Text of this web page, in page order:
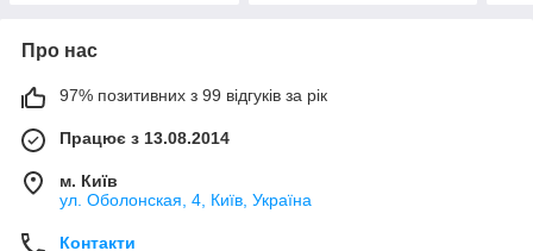
Про нас
97% позитивних з 99 відгуків за рік
Працює з 13.08.2014
м. Київ
ул. Оболонская, 4, Київ, Україна
Контакти